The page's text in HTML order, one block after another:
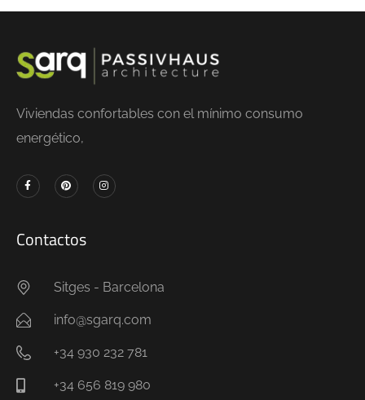
Viviendas confortables con el mínimo consumo
energético,
Contactos
Sitges - Barcelona
info@sgarq.com
+34 930 232 781
+34 656 819 980